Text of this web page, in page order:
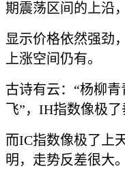
期震荡区间的上沿
显示价格依然强劲
上涨空间仍有。
古诗有云：“杨柳
飞”，IH指数像极了
而IC指数像极了上
明，走势反差很大。